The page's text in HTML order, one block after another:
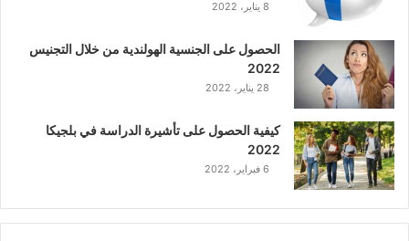
ر
ب
ي
ة
8 يناير، 2022
الحصول على الجنسية الهولندية من خلال التجنيس
2022
28 يناير، 2022
كيفية الحصول على تأشيرة الدراسة في بلجيكا
2022
6 فبراير، 2022